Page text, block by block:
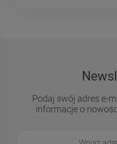
Podaj swój adres e-
informacje o